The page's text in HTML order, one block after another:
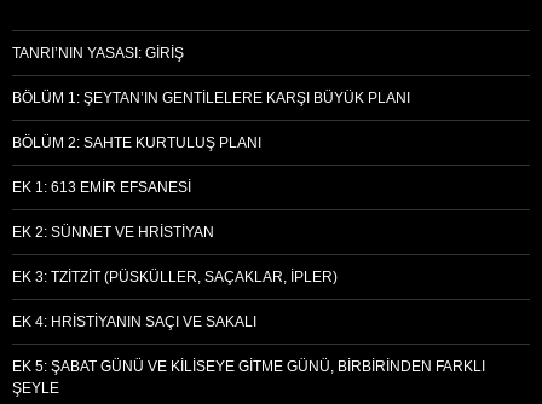
TANRI’NIN YASASI: GIRIŞ
BÖLÜM 1: ŞEYTAN’IN GENTILELERE KARŞI BÜYÜK PLANI
BÖLÜM 2: SAHTE KURTULUŞ PLANI
EK 1: 613 EMIR EFSANESI
EK 2: SÜNNET VE HRISTIYAN
EK 3: TZITZIT (PÜSKÜLLER, SAÇAKLAR, İPLER)
EK 4: HRISTIYANIN SAÇI VE SAKALI
EK 5: ŞABAT GÜNÜ VE KILISEYE GITME GÜNÜ, BIRBIRINDEN FARKLI
ŞEYLE